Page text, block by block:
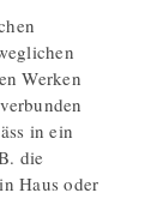
Werken
in ein
die
Haus oder